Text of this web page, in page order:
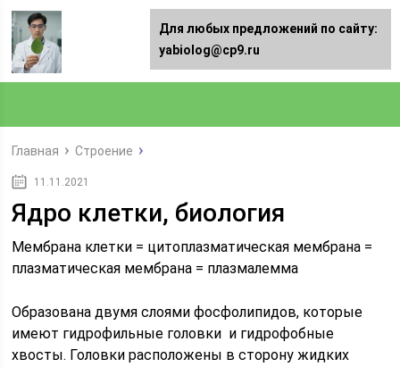
Главная Строение
11.11.2021
Ядро клетки, биология
Мембрана клетки = цитоплазматическая мембрана =
плазматическая мембрана = плазмалемма
Образована двумя слоями фосфолипидов, которые
имеют гидрофильные головки и гидрофобные
хвосты. Головки расположены в сторону жидких
Для любых предложений по сайту:
yabiolog@cp9.ru